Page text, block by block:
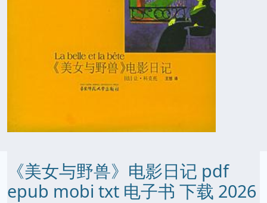
《美女与野兽》电影日记 pdf
epub mobi txt 电子书 下载 2026